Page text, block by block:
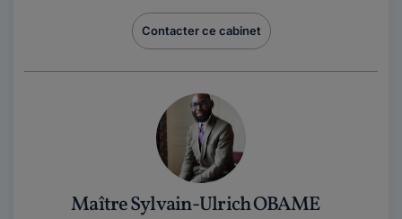
Contacter ce cabinet
Maître Sylvain-Ulrich OBAME